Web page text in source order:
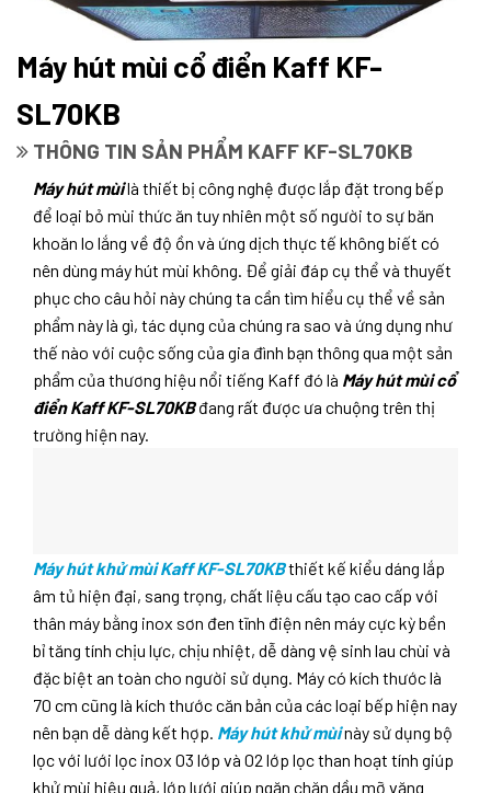
Máy hút mùi cổ điển Kaff KF-
SL70KB
THÔNG TIN SẢN PHẨM KAFF KF-SL70KB
Máy hút mùilà thiết bị công nghệ được lắp đặt trong bếp
để loại bỏ mùi thức ăn tuy nhiên một số người to sự băn
khoăn lo lắng về độ ồn và ứng dịch thực tế không biết có
nên dùng máy hút mùi không. Để giải đáp cụ thể và thuyết
phục cho câu hỏi này chúng ta cần tìm hiểu cụ thể về sản
phẩm này là gì, tác dụng của chúng ra sao và ứng dụng như
thế nào với cuộc sống của gia đình bạn thông qua một sản
phẩm của thương hiệu nổi tiếng Kaff đó là Máy hút mùi cổ
điển Kaff KF-SL70KBđang rất được ưa chuộng trên thị
trường hiện nay.
Máy hút khử mùi Kaff KF-SL70KBthiết kế kiểu dáng lắp
âm tủ hiện đại, sang trọng, chất liệu cấu tạo cao cấp với
thân máy bằng inox sơn đen tĩnh điện nên máy cực kỳ bền
bỉ tăng tính chịu lực, chịu nhiệt, dễ dàng vệ sinh lau chùi và
đặc biệt an toàn cho người sử dụng. Máy có kích thước là
70 cm cũng là kích thước căn bản của các loại bếp hiện nay
nên bạn dễ dàng kết hợp. Máy hút khử mùinày sử dụng bộ
lọc với lưới lọc inox 03 lớp và 02 lớp lọc than hoạt tính giúp
khử mùi hiệu quả, lớp lưới giúp ngăn chặn dầu mỡ văng